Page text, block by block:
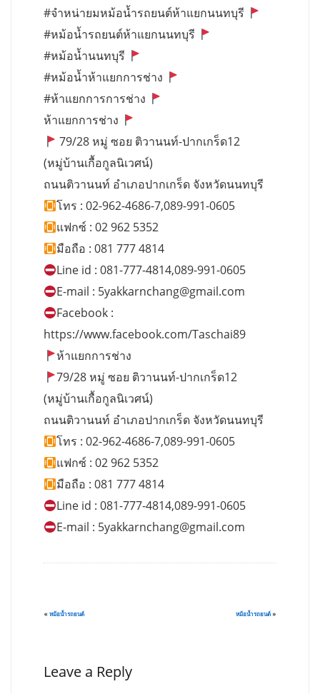
#จำหน่ายมหม้อน้ำรถยนต์ห้าแยกนนทบุรี
#หม้อน้ำรถยนต์ห้าแยกนนทบุรี
#หม้อน้ำนนทบุรี
#หม้อน้ำห้าแยกการช่าง
#ห้าแยกการการช่าง
ห้าแยกการช่าง
79/28 หมู่ ซอย ติวานนท์-ปากเกร็ด12
(หมู่บ้านเกื้อกูลนิเวศน์)
ถนนติวานนท์ อำเภอปากเกร็ด จังหวัดนนทบุรี
โทร : 02-962-4686-7,089-991-0605
แฟกซ์ : 02 962 5352
มือถือ : 081 777 4814
Line id : 081-777-4814,089-991-0605
E-mail : 5yakkarnchang@gmail.com
Facebook :
https://www.facebook.com/Taschai89
ห้าแยกการช่าง
79/28 หมู่ ซอย ติวานนท์-ปากเกร็ด12
(หมู่บ้านเกื้อกูลนิเวศน์)
ถนนติวานนท์ อำเภอปากเกร็ด จังหวัดนนทบุรี
โทร : 02-962-4686-7,089-991-0605
แฟกซ์ : 02 962 5352
มือถือ : 081 777 4814
Line id : 081-777-4814,089-991-0605
E-mail : 5yakkarnchang@gmail.com
« หม้อน้ำรถยนต์ หม้อน้ำรถยนต์ »
Leave a Reply